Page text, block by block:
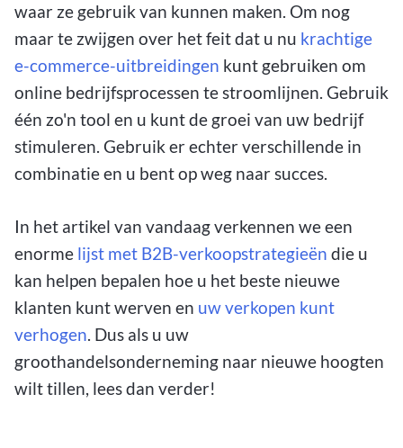
waar ze gebruik van kunnen maken. Om nog
maar te zwijgen over het feit dat u nu krachtige
e-commerce-uitbreidingen kunt gebruiken om
online bedrijfsprocessen te stroomlijnen. Gebruik
één zo'n tool en u kunt de groei van uw bedrijf
stimuleren. Gebruik er echter verschillende in
combinatie en u bent op weg naar succes.
In het artikel van vandaag verkennen we een
enorme lijst met B2B-verkoopstrategieën die u
kan helpen bepalen hoe u het beste nieuwe
klanten kunt werven en uw verkopen kunt
verhogen. Dus als u uw
groothandelsonderneming naar nieuwe hoogten
wilt tillen, lees dan verder!